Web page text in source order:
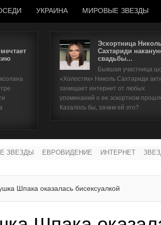
УКРАИНА МИРОВЫЕ ЗВЕЗДЫ
Эскортница
Сахтариди
свадьбы...
Бывшая участница
«Холостяк» Николь Сахтариди
зачищает интернет от любых
упоминаний о ее эскортном
Казалось бы, зачем ей это?
ЗВЕЗДЫ ЕВРОВИДЕНИЕ ИНТЕРНЕТ
Шпака оказалась бисексуалкой